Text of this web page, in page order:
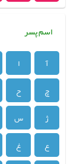
اسم پسر
آ ا
چ
ح
ژ
س
ع
غ